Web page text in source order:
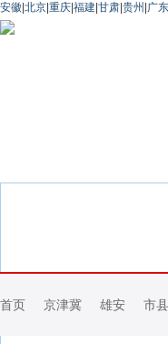
安徽 北京 重庆 福建 甘肃 贵州 广东
首页 京津冀 雄安 市县